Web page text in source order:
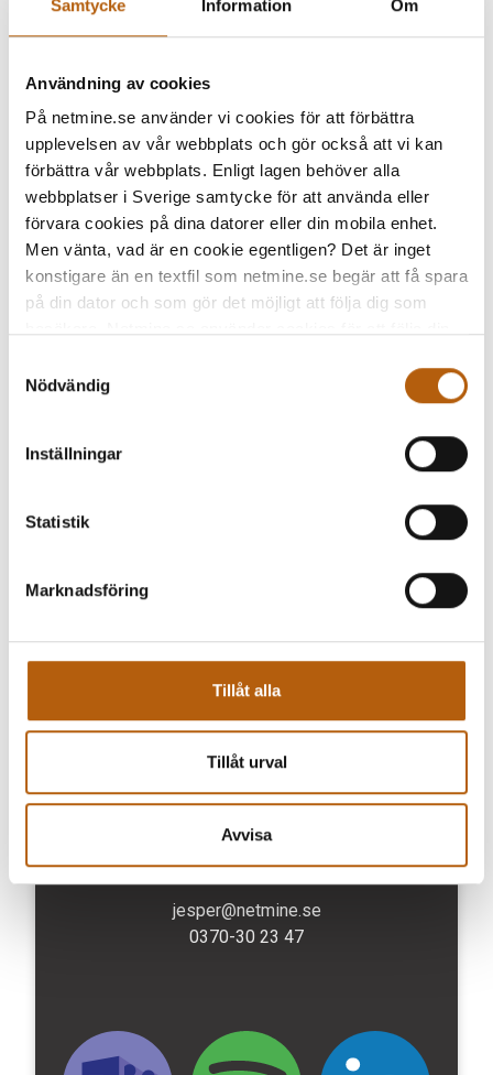
Samtycke Information Om
Användning av cookies
På netmine.se använder vi cookies för att förbättra
upplevelsen av vår webbplats och gör också att vi kan
förbättra vår webbplats. Enligt lagen behöver alla
webbplatser i Sverige samtycke för att använda eller
förvara cookies på dina datorer eller din mobila enhet.
Men vänta, vad är en cookie egentligen? Det är inget
konstigare än en textfil som netmine.se begär att få spara
på din dator och som gör det möjligt att följa dig som
syfte att optimera och förbättra webbplatsen. En del av
trafikmätningsföretag och andra externa parter som
anlitas för att följa din navigering på webbplatsen.
webbplatsen.
Nödvändig
Inställningar
Statistik
Marknadsföring
Tillåt alla
Tillåt urval
Avvisa
JESPER'S KOMPETENSER
92%
Projektledning
Hålla kontakten
100%
Ta fram bra lösningar
SÄLJARE & KUNDANSVARIG
jesper@netmine.se
0370-30 23 47